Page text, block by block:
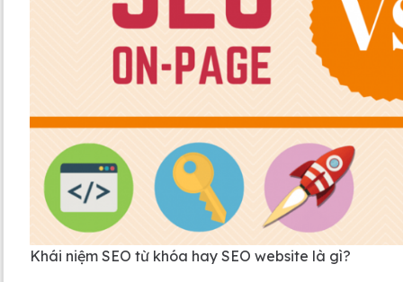
Khái niệm SEO từ khóa hay SEO website là gì?